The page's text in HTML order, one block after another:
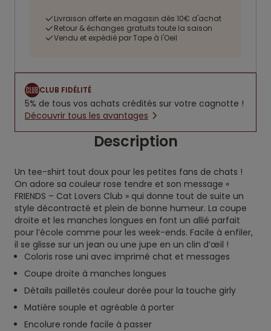
Livraison offerte en magasin dès 10€ d'achat
Retour & échanges gratuits toute la saison
Vendu et expédié par Tape à l'Oeil
CLUB FIDÉLITÉ
5% de tous vos achats crédités sur votre cagnotte !
Découvrir tous les avantages
Description
Un tee-shirt tout doux pour les petites fans de chats !
On adore sa couleur rose tendre et son message «
FRIENDS – Cat Lovers Club » qui donne tout de suite un
style décontracté et plein de bonne humeur. La coupe
droite et les manches longues en font un allié parfait
pour l’école comme pour les week-ends. Facile à enfiler,
il se glisse sur un jean ou une jupe en un clin d’œil !
Coloris rose uni avec imprimé chat et messages
Coupe droite à manches longues
Détails pailletés couleur dorée pour la touche girly
Matière souple et agréable à porter
Encolure ronde facile à passer